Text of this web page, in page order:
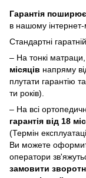
Гарантія
в нашому інтернет-
Стандартні
– На тонкі
місяців напряму
плутати гарантію
ти років).
– На всі
гарантія від 18
(Термін
Ви можете
оператори
замовити